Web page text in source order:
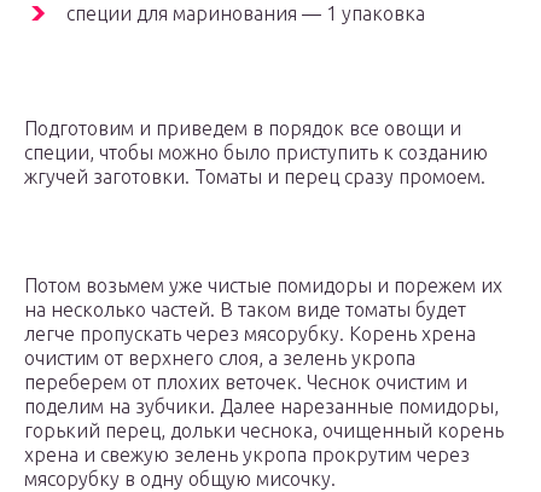
специи для маринования — 1 упаковка
Подготовим и приведем в порядок все овощи и
специи, чтобы можно было приступить к созданию
жгучей заготовки. Томаты и перец сразу промоем.
Потом возьмем уже чистые помидоры и порежем их
на несколько частей. В таком виде томаты будет
легче пропускать через мясорубку. Корень хрена
очистим от верхнего слоя, а зелень укропа
переберем от плохих веточек. Чеснок очистим и
поделим на зубчики. Далее нарезанные помидоры,
горький перец, дольки чеснока, очищенный корень
хрена и свежую зелень укропа прокрутим через
мясорубку в одну общую мисочку.